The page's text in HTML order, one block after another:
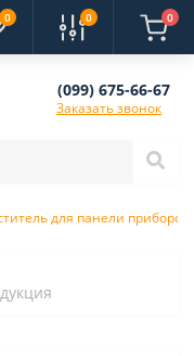
0 0 0
(099) 675-66-67
Заказать звонок
для панели